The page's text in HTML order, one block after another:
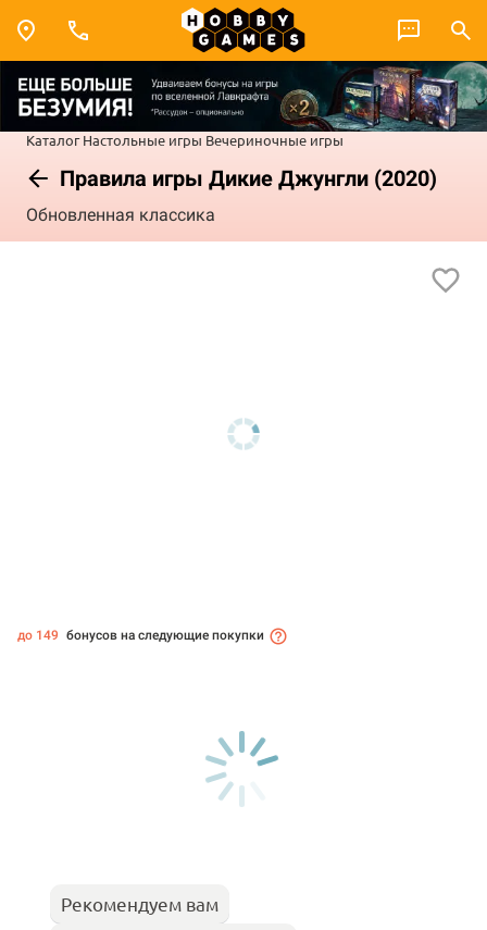
Каталог Настольные игры Вечериночные игры
Правила игры Дикие Джунгли (2020)
Обновленная классика
до 149 бонусов на следующие покупки
Рекомендуем вам